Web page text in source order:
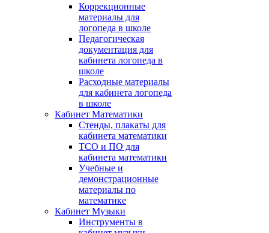
Коррекционные
материалы для
логопеда в школе
Педагогическая
документация для
кабинета логопеда в
школе
Расходные материалы
для кабинета логопеда
в школе
Кабинет Математики
Стенды, плакаты для
кабинета математики
ТСО и ПО для
кабинета математики
Учебные и
демонстрационные
материалы по
математике
Кабинет Музыки
Инструменты в